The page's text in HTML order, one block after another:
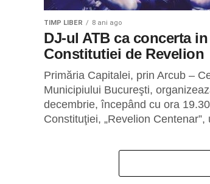
TIMP LIBER 8 ani ago
DJ-ul ATB ca concerta
Constitutiei de Revelion
Primăria Capitalei, prin Arcub –
Municipiului Bucureşti,
decembrie, începând cu ora
Constituţiei, „Revelion Centenar”,